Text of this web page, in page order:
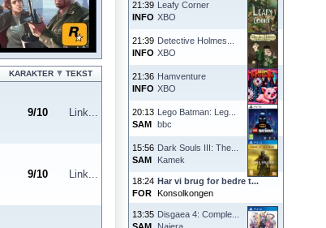
21:39
INFO
Leafy Corner
XBO
21:39
INFO
Detective Holmes...
XBO
21:36
INFO
Hamventure
XBO
20:13
SAM
Lego Batman: Leg...
bbc
15:56
SAM
Dark Souls III: The...
Kamek
18:24
FOR
Har vi brug for bedre t...
Konsolkongen
13:35 Disgaea 4: Comple...
KARAKTER TEKST
9/10 Link...
9/10 Link...